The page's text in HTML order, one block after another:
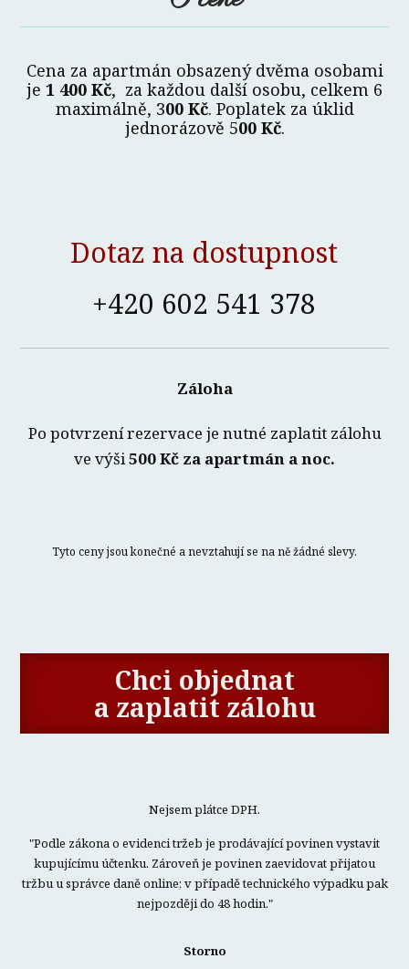
Cena za apartmán obsazený dvěma osobami
je 1 400 Kč, za každou další osobu, celkem 6
maximálně, 300 Kč. Poplatek za úklid
jednorázově 500 Kč.
Dotaz na dostupnost
+420 602 541 378
Záloha
Po potvrzení rezervace je nutné zaplatit zálohu
ve výši500 Kč za apartmán a noc.
Tyto ceny jsou konečné a nevztahují se na ně žádné slevy.
Chci objednat
a zaplatit zálohu
Nejsem plátce DPH.
"Podle zákona o evidenci tržeb je prodávající povinen vystavit
kupujícímu účtenku. Zároveň je povinen zaevidovat přijatou
tržbu u správce daně online; v případě technického výpadku pak
nejpozději do 48 hodin."
Storno